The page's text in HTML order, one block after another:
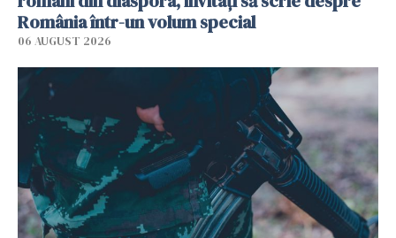
România într-un volum special
06 AUGUST 2026